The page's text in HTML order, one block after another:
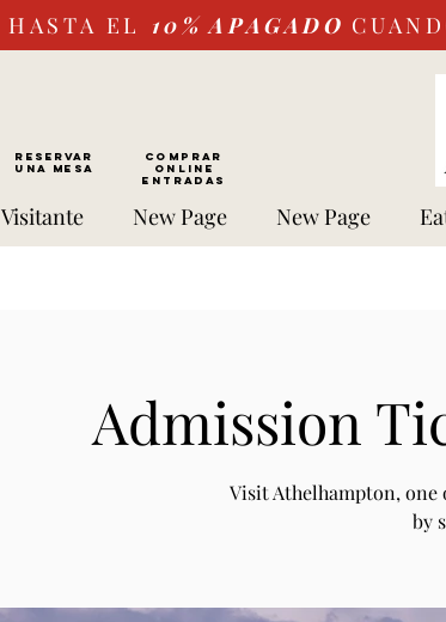
HASTA EL 10% APAGADO
RESERVAR
UNA MESA
Comprar
ONLINE
Entradas
Visitante New Page New Page
Admission
Visit Athelhampton, one
by